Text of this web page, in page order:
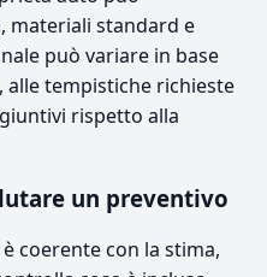
materiali standard e
può variare in base
tempistiche richieste
rispetto alla
un preventivo
coerente con la stima,